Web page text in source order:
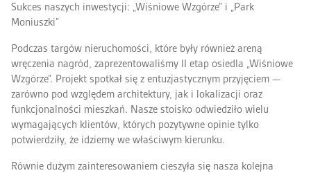
Sukces naszych inwestycji: „Wiśniowe Wzgórze” i „Park
Moniuszki”
Podczas targów nieruchomości, które były również areną
wręczenia nagród, zaprezentowaliśmy II etap osiedla „Wiśniowe
Wzgórze”. Projekt spotkał się z entuzjastycznym przyjęciem —
zarówno pod względem architektury, jak i lokalizacji oraz
funkcjonalności mieszkań. Nasze stoisko odwiedziło wielu
wymagających klientów, których pozytywne opinie tylko
potwierdziły, że idziemy we właściwym kierunku.
Równie dużym zainteresowaniem cieszyła się nasza kolejna